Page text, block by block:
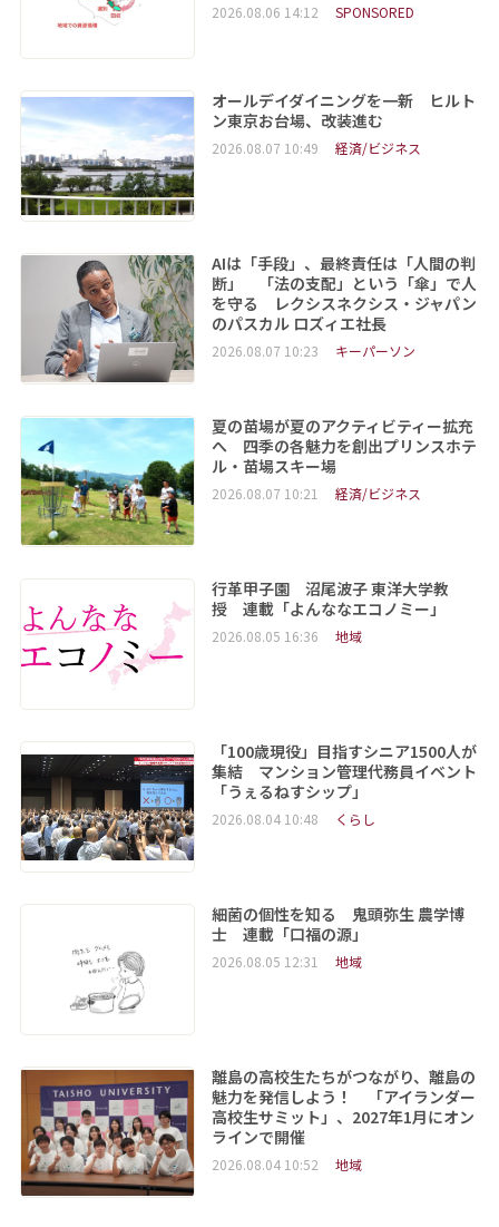
2026.08.06 14:12 SPONSORED
オールデイダイニングを一新 ヒルト
ン東京お台場、改装進む
2026.08.07 10:49 経済/ビジネス
AIは「手段」、最終責任は「人間の判
断」 「法の支配」という「傘」で人
を守る レクシスネクシス・ジャパン
のパスカル ロズィエ社長
2026.08.07 10:23 キーパーソン
夏の苗場が夏のアクティビティー拡充
へ 四季の各魅力を創出プリンスホテ
ル・苗場スキー場
2026.08.07 10:21 経済/ビジネス
行革甲子園 沼尾波子 東洋大学教
授 連載「よんななエコノミー」
2026.08.05 16:36 地域
「100歳現役」目指すシニア1500人が
集結 マンション管理代務員イベント
「うぇるねすシップ」
2026.08.04 10:48 くらし
細菌の個性を知る 鬼頭弥生 農学博
士 連載「口福の源」
2026.08.05 12:31 地域
離島の高校生たちがつながり、離島の
魅力を発信しよう！ 「アイランダー
高校生サミット」、2027年1月にオン
ラインで開催
2026.08.04 10:52 地域